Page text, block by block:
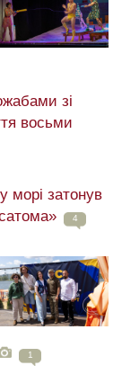
зі
восьми
морі затонув
4
1